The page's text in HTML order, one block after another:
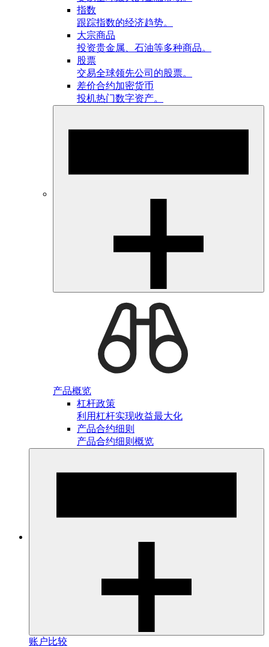
指数
跟踪指数的经济趋势。
大宗商品
投资贵金属、石油等多种商品。
股票
交易全球领先公司的股票。
差价合约加密货币
投机热门数字资产。
产品概览
杠杆政策
利用杠杆实现收益最大化
产品合约细则
产品合约细则概览
账户比较